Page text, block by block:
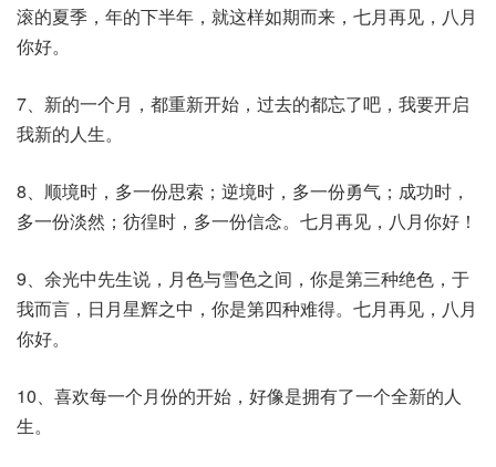
滚的夏季，年的下半年，就这样如期而来，七月再见，八月
你好。
7、新的一个月，都重新开始，过去的都忘了吧，我要开启
我新的人生。
8、顺境时，多一份思索；逆境时，多一份勇气；成功时，
多一份淡然；彷徨时，多一份信念。七月再见，八月你好！
9、余光中先生说，月色与雪色之间，你是第三种绝色，于
我而言，日月星辉之中，你是第四种难得。七月再见，八月
你好。
10、喜欢每一个月份的开始，好像是拥有了一个全新的人
生。